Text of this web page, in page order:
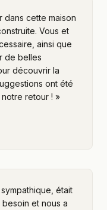
cette maison
Vous et
ainsi que
de belles
découvrir la
ont été
retour ! »
était
et nous a